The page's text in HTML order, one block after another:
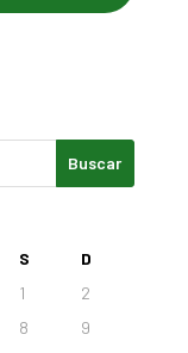
S
D
1
2
8
9